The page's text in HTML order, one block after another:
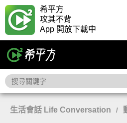
希平方
攻其不背
App 開放下載中
生活會話 Life Conversation /